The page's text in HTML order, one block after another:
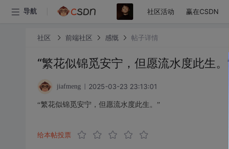
导航 社区活动 赢在CSDN
社区 前端社区 感慨 帖子详情
“繁花似锦觅安宁，但愿流水度此生。”
jiafmeng 2025-03-23 23:13:01
“繁花似锦觅安宁，但愿流水度此生。”
给本帖投票